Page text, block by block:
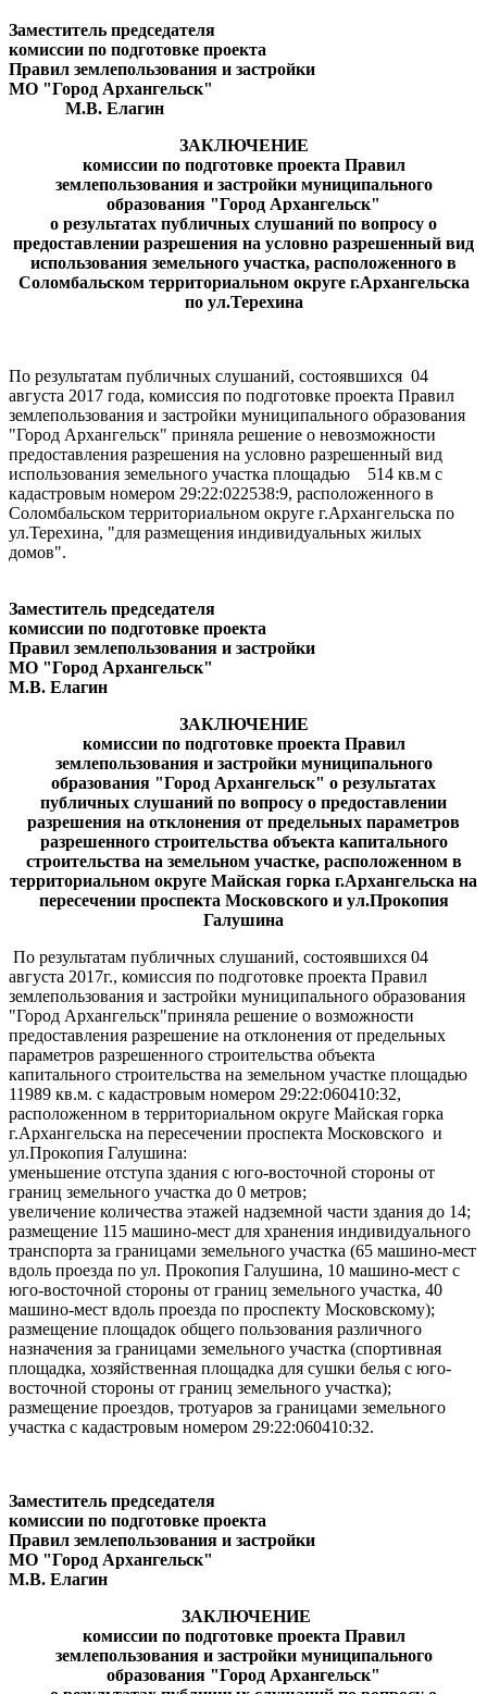
Заместитель председателя
комиссии по подготовке проекта
Правил землепользования и застройки
МО "Город Архангельск"
М.В. Елагин
ЗАКЛЮЧЕНИЕ
комиссии по подготовке проекта Правил
землепользования и застройки муниципального
образования "Город Архангельск"
о результатах публичных слушаний по вопросу о
предоставлении разрешения на условно разрешенный вид
использования земельного участка, расположенного в
Соломбальском территориальном округе г.Архангельска
по ул.Терехина
По результатам публичных слушаний, состоявшихся 04
августа 2017 года, комиссия по подготовке проекта Правил
землепользования и застройки муниципального образования
"Город Архангельск" приняла решение о невозможности
предоставления разрешения на условно разрешенный вид
использования земельного участка площадью 514 кв.м с
кадастровым номером 29:22:022538:9, расположенного в
Соломбальском территориальном округе г.Архангельска по
ул.Терехина, "для размещения индивидуальных жилых
домов".
Заместитель председателя
комиссии по подготовке проекта
Правил землепользования и застройки
МО "Город Архангельск"
М.В. Елагин
ЗАКЛЮЧЕНИЕ
комиссии по подготовке проекта Правил
землепользования и застройки муниципального
образования "Город Архангельск" о результатах
публичных слушаний по вопросу о предоставлении
разрешения на отклонения от предельных параметров
разрешенного строительства объекта капитального
строительства на земельном участке, расположенном в
территориальном округе Майская горка г.Архангельска на
пересечении проспекта Московского и ул.Прокопия
Галушина
По результатам публичных слушаний, состоявшихся 04
августа 2017г., комиссия по подготовке проекта Правил
землепользования и застройки муниципального образования
"Город Архангельск"приняла решение о возможности
предоставления разрешение на отклонения от предельных
параметров разрешенного строительства объекта
капитального строительства на земельном участке площадью
11989 кв.м. с кадастровым номером 29:22:060410:32,
расположенном в территориальном округе Майская горка
г.Архангельска на пересечении проспекта Московского и
ул.Прокопия Галушина:
уменьшение отступа здания с юго-восточной стороны от
границ земельного участка до 0 метров;
увеличение количества этажей надземной части здания до 14;
размещение 115 машино-мест для хранения индивидуального
транспорта за границами земельного участка (65 машино-мест
вдоль проезда по ул. Прокопия Галушина, 10 машино-мест с
юго-восточной стороны от границ земельного участка, 40
машино-мест вдоль проезда по проспекту Московскому);
размещение площадок общего пользования различного
назначения за границами земельного участка (спортивная
площадка, хозяйственная площадка для сушки белья с юго-
восточной стороны от границ земельного участка);
размещение проездов, тротуаров за границами земельного
участка с кадастровым номером 29:22:060410:32.
Заместитель председателя
комиссии по подготовке проекта
Правил землепользования и застройки
МО "Город Архангельск"
М.В. Елагин
ЗАКЛЮЧЕНИЕ
комиссии по подготовке проекта Правил
землепользования и застройки муниципального
образования "Город Архангельск"